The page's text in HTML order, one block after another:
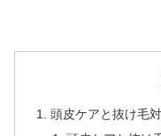
頭皮ケアと抜け毛